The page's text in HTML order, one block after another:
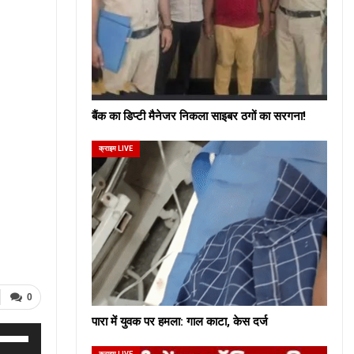
0
बैंक का डिप्टी मैनेजर निकला साइबर ठगों का सरगना!
क्राइम LIVE
पारा में युवक पर हमला: गाल काटा, केस दर्ज